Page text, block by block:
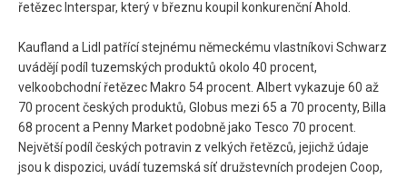
řetězec Interspar, který v březnu koupil konkurenční Ahold.
Kaufland a Lidl patřící stejnému německému vlastníkovi Schwarz
uvádějí podíl tuzemských produktů okolo 40 procent,
velkoobchodní řetězec Makro 54 procent. Albert vykazuje 60 až
70 procent českých produktů, Globus mezi 65 a 70 procenty, Billa
68 procent a Penny Market podobně jako Tesco 70 procent.
Největší podíl českých potravin z velkých řetězců, jejichž údaje
jsou k dispozici, uvádí tuzemská síť družstevních prodejen Coop,